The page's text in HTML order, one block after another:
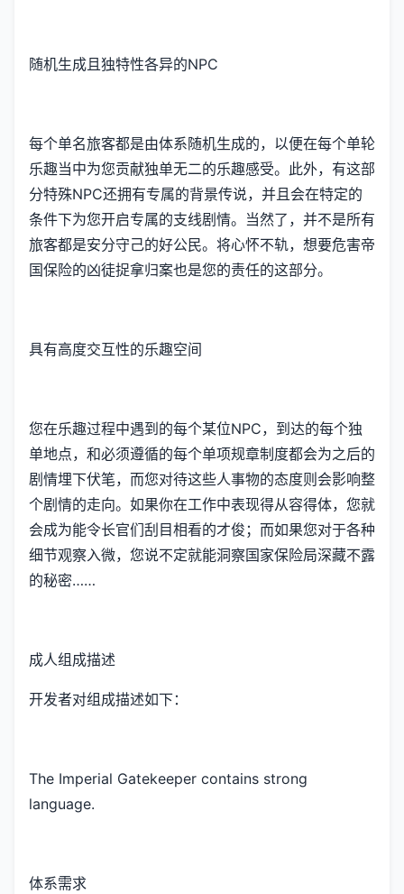
随机生成且独特性各异的NPC
每个单名旅客都是由体系随机生成的，以便在每个单轮
乐趣当中为您贡献独单无二的乐趣感受。此外，有这部
分特殊NPC还拥有专属的背景传说，并且会在特定的
条件下为您开启专属的支线剧情。当然了，并不是所有
旅客都是安分守己的好公民。将心怀不轨，想要危害帝
国保险的凶徒捉拿归案也是您的责任的这部分。
具有高度交互性的乐趣空间
您在乐趣过程中遇到的每个某位NPC，到达的每个独
单地点，和必须遵循的每个单项规章制度都会为之后的
剧情埋下伏笔，而您对待这些人事物的态度则会影响整
个剧情的走向。如果你在工作中表现得从容得体，您就
会成为能令长官们刮目相看的才俊；而如果您对于各种
细节观察入微，您说不定就能洞察国家保险局深藏不露
的秘密……
成人组成描述
开发者对组成描述如下：
The Imperial Gatekeeper contains strong
language.
体系需求